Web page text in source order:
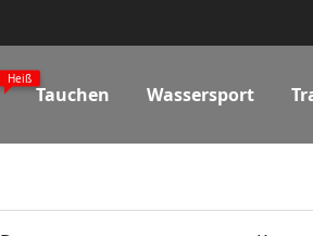
Heiß
Tauchen Wassersport